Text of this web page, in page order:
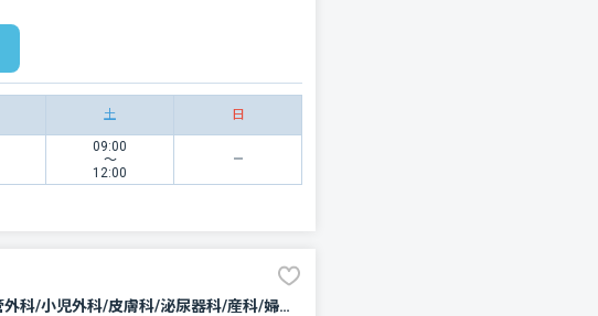
土 日
09:00
〜
12:00
内科/精神科・神経科/神経内科/小児科/外科/整形外科/脳神経外科/呼吸器外科/心臓血管外科/小児外科/皮膚科/泌尿器科/産科/婦人科/眼科/耳鼻咽喉科/歯科/リハビリテーション/放射線科/麻酔科/歯科口腔外科/形成外科/循環器科/リウマチ科/臨床検査・病理診断/消化器科/救急科